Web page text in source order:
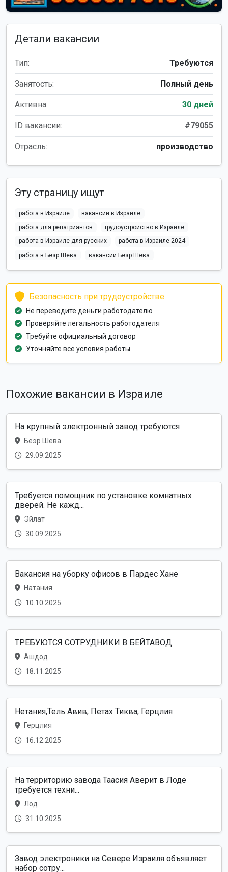
Детали вакансии
Тип: Требуются
Занятость: Полный день
Активна: 30 дней
ID вакансии: #79055
Отрасль: производство
Эту страницу ищут
работа в Израиле
вакансии в Израиле
работа для репатриантов
трудоустройство в Израиле
работа в Израиле для русских
работа в Израиле 2024
работа в Беэр Шева
вакансии Беэр Шева
Безопасность при трудоустройстве
Не переводите деньги работодателю
Проверяйте легальность работодателя
Требуйте официальный договор
Уточняйте все условия работы
Похожие вакансии в Израиле
На крупный электронный завод требуются
Беэр Шева
29.09.2025
Требуется помощник по установке комнатных
дверей. Не кажд...
Эйлат
30.09.2025
Вакансия на уборку офисов в Пардес Хане
Натания
10.10.2025
ТРЕБУЮТСЯ СОТРУДНИКИ В БЕЙТАВОД
Ашдод
18.11.2025
Нетания,Тель Авив, Петах Тиква, Герцлия
Герцлия
16.12.2025
На территорию завода Таасия Аверит в Лоде
требуется техни...
Лод
31.10.2025
Завод электроники на Севере Израиля объявляет
набор сотру...